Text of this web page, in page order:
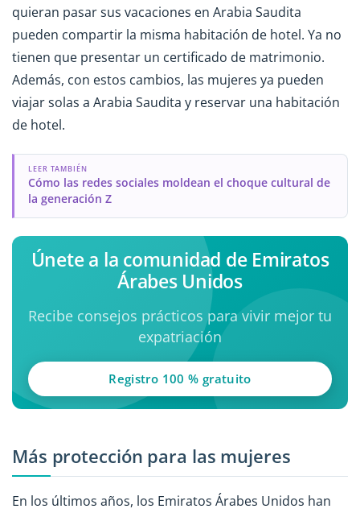
quieran pasar sus vacaciones en Arabia Saudita
pueden compartir la misma habitación de hotel. Ya no
tienen que presentar un certificado de matrimonio.
Además, con estos cambios, las mujeres ya pueden
viajar solas a Arabia Saudita y reservar una habitación
de hotel.
LEER TAMBIÉN
Cómo las redes sociales moldean el choque cultural de
la generación Z
Únete a la comunidad de Emiratos
Árabes Unidos
Recibe consejos prácticos para vivir mejor tu
expatriación
Registro 100 % gratuito
Más protección para las mujeres
En los últimos años, los Emiratos Árabes Unidos han